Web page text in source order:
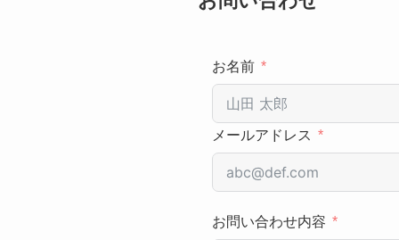
お名前
メールアドレス
お問い合わせ内容